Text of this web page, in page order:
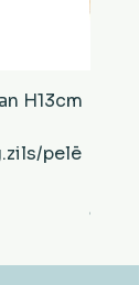
H13cm
pelē
Cena
8,50 €